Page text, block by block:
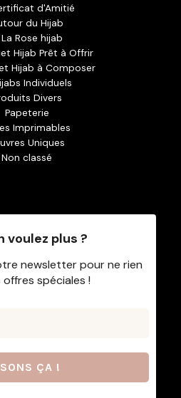
d'Amitié
du Hijab
La Rose hijab
Hijab Prêt à Offrir
Hijab à Composer
Individuels
Divers
Papeterie
Imprimables
Uniques
Non classé
voulez plus ?
newsletter pour ne rien
spéciales !